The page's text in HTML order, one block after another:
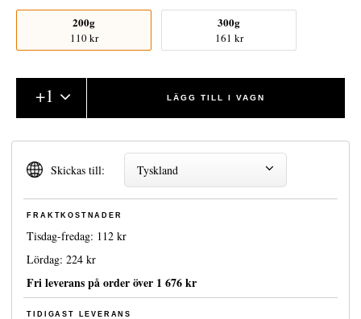
200g
110 kr
300g
161 kr
+1 LÄGG TILL I VAGN
Skickas till: Tyskland
FRAKTKOSTNADER
Tisdag-fredag: 112 kr
Lördag:224 kr
Fri leverans på order över 1 676 kr
TIDIGAST LEVERANS